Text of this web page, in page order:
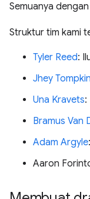
Semuanya
Struktur tim kami
Tyler Reed:
Jhey
Una Kravets:
Bramus Van
Adam Argyle
Aaron